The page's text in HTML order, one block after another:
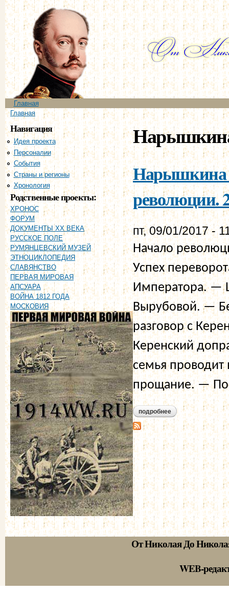
Главное меню
Главная
Вы здесь
Главная
Навигация
Идея проекта
Персоналии
События
Страны и регионы
Хронология
Родственные проекты:
ХРОНОС
ФОРУМ
ДОКУМЕНТЫ XX ВЕКА
РУССКОЕ ПОЛЕ
РУМЯНЦЕВСКИЙ МУЗЕЙ
ЭТНОЦИКЛОПЕДИЯ
СЛАВЯНСТВО
ПЕРВАЯ МИРОВАЯ
АПСУАРА
ВОЙНА 1812 ГОДА
МОСКОВИЯ
Нарышкина
революции.
пт, 09/01/2017 -
Начало
Успех
Императора. —
Вырубовой. —
разговор с
Керенский
семья проводит
прощание. —
подробнее о нарышкина е.а.
От Николая До
WEB-